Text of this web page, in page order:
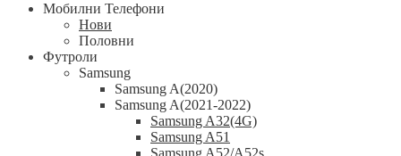
Мобилни Телефони
Нови
Половни
Футроли
Samsung
Samsung A(2020)
Samsung A(2021-2022)
Samsung A32(4G)
Samsung A51
Samsung A52/A52s